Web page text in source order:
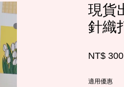
現貨
針織
NT$ 300
適用優惠